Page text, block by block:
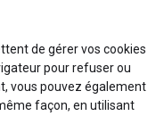
de gérer vos cookies
pour refuser ou
vous pouvez également
façon, en utilisant